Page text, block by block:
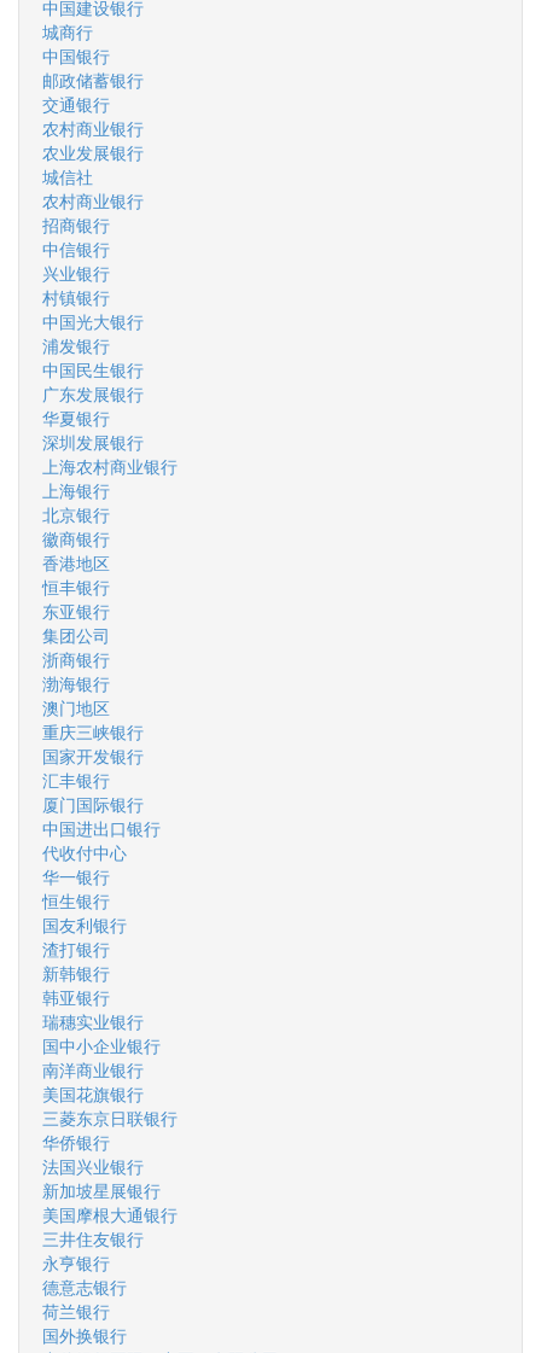
中国建设银行
城商行
中国银行
邮政储蓄银行
交通银行
农村商业银行
农业发展银行
城信社
农村商业银行
招商银行
中信银行
兴业银行
村镇银行
中国光大银行
浦发银行
中国民生银行
广东发展银行
华夏银行
深圳发展银行
上海农村商业银行
上海银行
北京银行
徽商银行
香港地区
恒丰银行
东亚银行
集团公司
浙商银行
渤海银行
澳门地区
重庆三峡银行
国家开发银行
汇丰银行
厦门国际银行
中国进出口银行
代收付中心
华一银行
恒生银行
国友利银行
渣打银行
新韩银行
韩亚银行
瑞穗实业银行
国中小企业银行
南洋商业银行
美国花旗银行
三菱东京日联银行
华侨银行
法国兴业银行
新加坡星展银行
美国摩根大通银行
三井住友银行
永亨银行
德意志银行
荷兰银行
国外换银行